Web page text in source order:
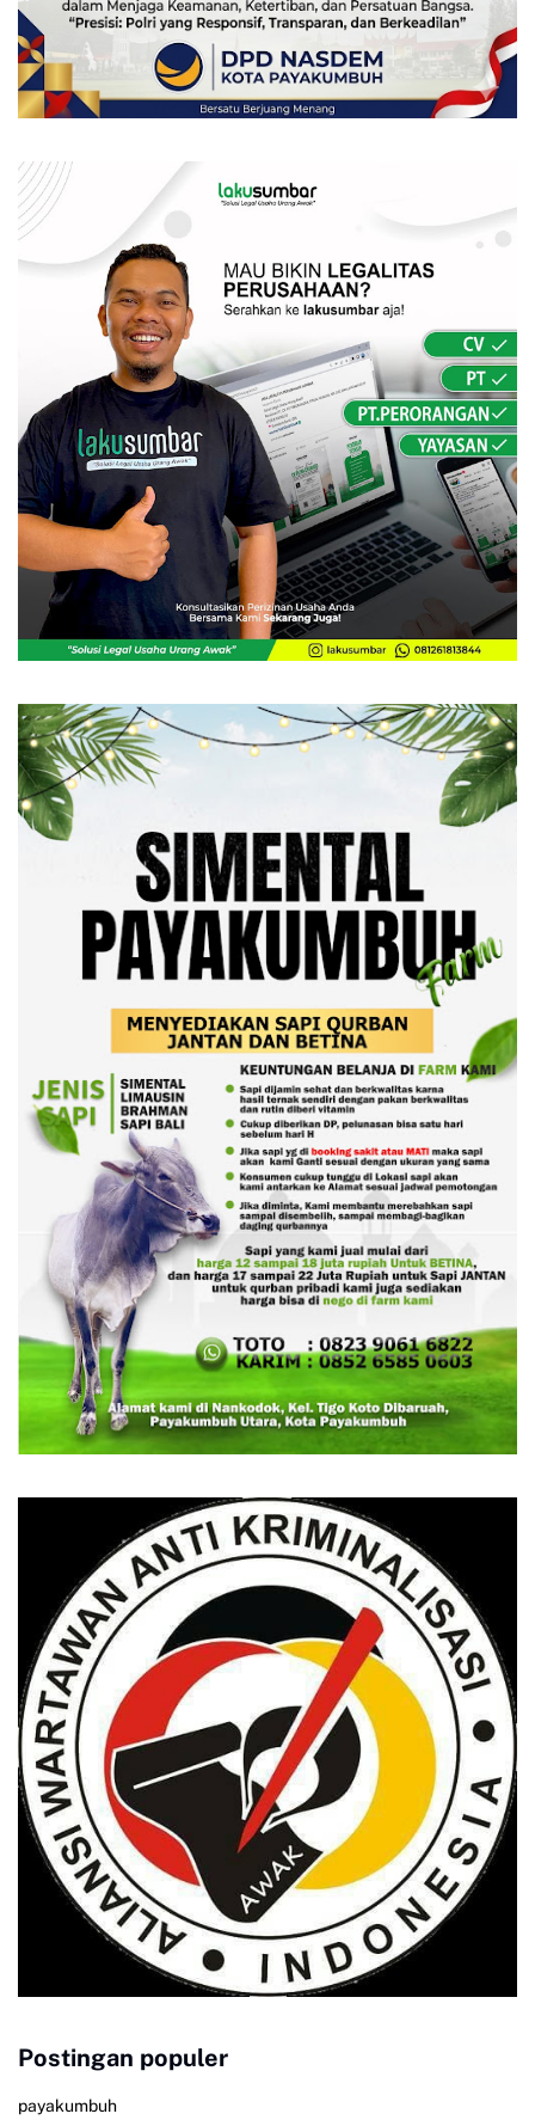
Postingan populer
payakumbuh